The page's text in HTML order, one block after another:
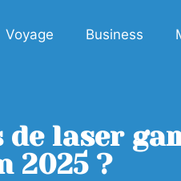
Voyage Business
laser
2025 ?